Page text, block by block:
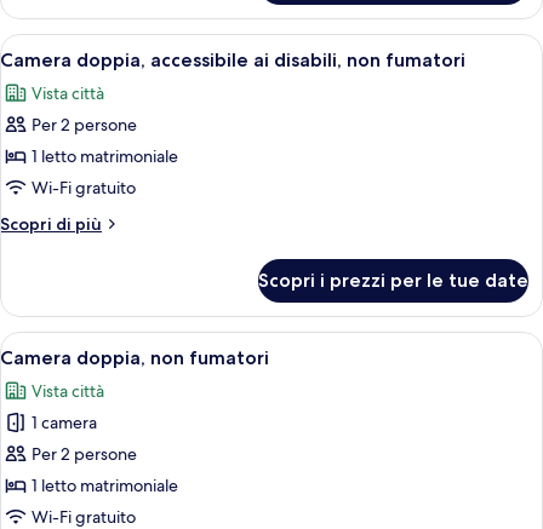
1
letto
matrimoniale,
fumatori
Apri
tutte
le
foto
per
Camera
doppia,
accessibile
disabili,
non
fumatori
Una piscina con lettini e ombrelloni,
11
Camera doppia, accessibile ai disabili, non fumatori
Vista città
Per 2 persone
1 letto matrimoniale
Wi-Fi gratuito
Scopri di più
Altri
doppia,
accessibile
ai
non
fumatori
Scopri i prezzi per le tue date
Apri
tutte
le
foto
per
Camera
doppia,
Una piscina con lettini e ombrelloni,
13
Camera doppia, non fumatori
Vista città
1 camera
Per 2 persone
1 letto matrimoniale
Wi-Fi gratuito